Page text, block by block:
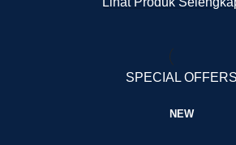
SPECIAL OFFERS
NEW